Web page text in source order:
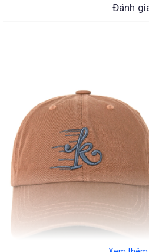
Đánh